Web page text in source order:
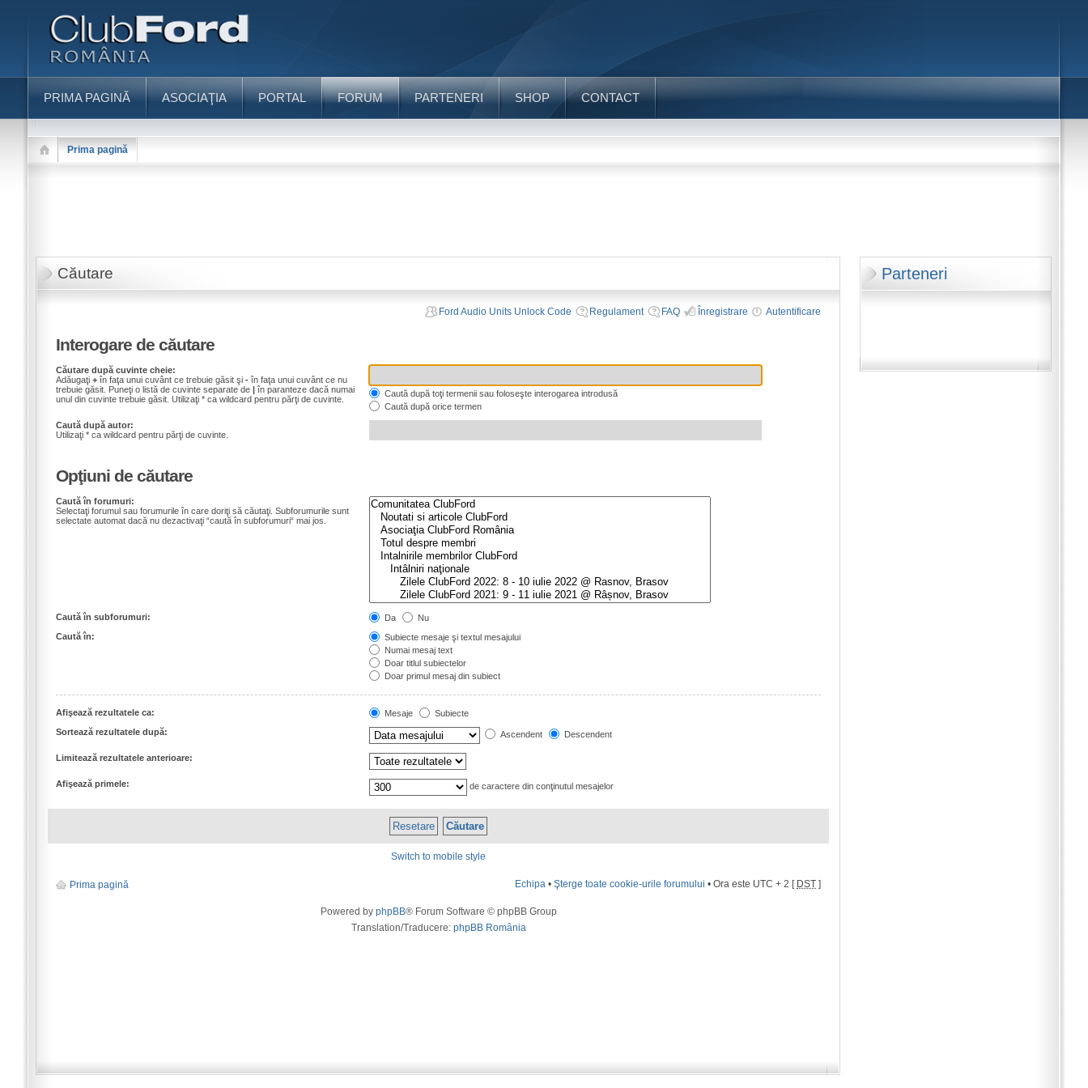
PRIMA PAGINĂ ASOCIAŢIA PORTAL FORUM PARTENERI SHOP CONTACT
Prima pagină
Parteneri
Căutare
Ford Audio Units Unlock Code Regulament FAQ Înregistrare Autentificare
Interogare de căutare
Căutare după cuvinte cheie:
Adăugaţi +în faţa unui cuvânt ce trebuie găsit şi -în faţa unui cuvânt ce nu
trebuie găsit. Puneţi o listă de cuvinte separate de |în paranteze dacă numai
unul din cuvinte trebuie găsit. Utilizaţi * ca wildcard pentru părţi de cuvinte.
Caută după toţi termenii sau foloseşte interogarea introdusă
Caută după orice termen
Caută după autor:
Utilizaţi * ca wildcard pentru părţi de cuvinte.
Opţiuni de căutare
Caută în forumuri:
Selectaţi forumul sau forumurile în care doriţi să căutaţi. Subforumurile sunt
selectate automat dacă nu dezactivaţi “caută în subforumuri“ mai jos.
Caută în subforumuri: Da
Nu
Caută în:
Subiecte mesaje şi textul mesajului
Numai mesaj text
Doar titlul subiectelor
Doar primul mesaj din subiect
Afişează rezultatele ca: Mesaje
Subiecte
Sortează rezultatele după:
Ascendent Descendent
Limitează rezultatele anterioare:
Afişează primele: de caractere din conţinutul mesajelor
Switch to mobile style
Prima pagină Echipa •Şterge toate cookie-urile forumului • Ora este UTC + 2 [ DST ]
Powered by phpBB® Forum Software © phpBB Group
Translation/Traducere: phpBB România